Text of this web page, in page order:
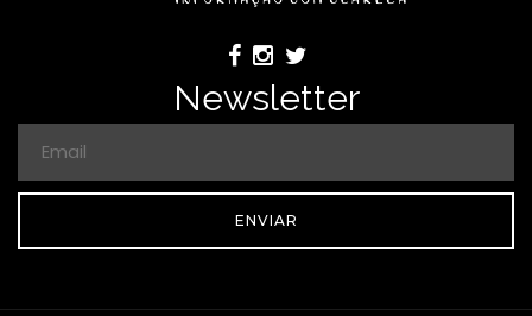
Newsletter
ENVIAR